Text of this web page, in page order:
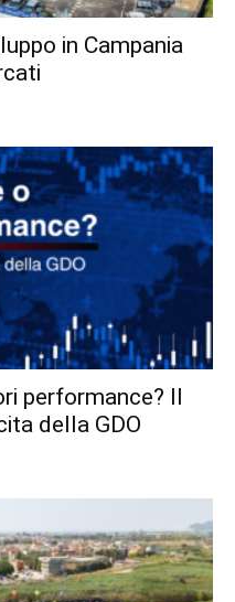
in Campania
performance? Il
della GDO